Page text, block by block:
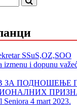
SSuS,OZ,SOO
izmenu i dopunu
ЗА ПОДНОШЕЊЕ
4 mart 2023.